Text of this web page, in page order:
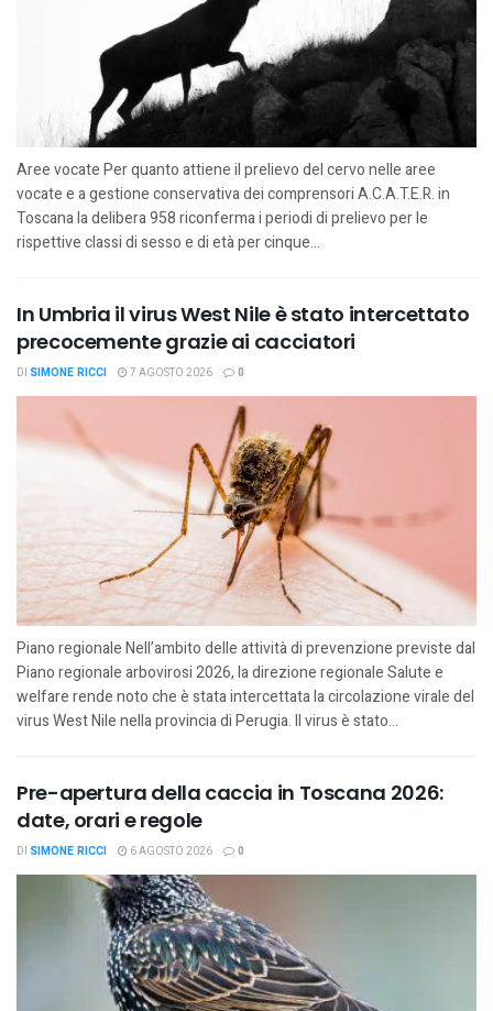
Aree vocate Per quanto attiene il prelievo del cervo nelle aree
vocate e a gestione conservativa dei comprensori A.C.A.T.E.R. in
Toscana la delibera 958 riconferma i periodi di prelievo per le
rispettive classi di sesso e di età per cinque...
In Umbria il virus West Nile è stato intercettato
precocemente grazie ai cacciatori
DI SIMONE RICCI 7 AGOSTO 2026 0
Piano regionale Nell’ambito delle attività di prevenzione previste dal
Piano regionale arbovirosi 2026, la direzione regionale Salute e
welfare rende noto che è stata intercettata la circolazione virale del
virus West Nile nella provincia di Perugia. Il virus è stato...
Pre-apertura della caccia in Toscana 2026:
date, orari e regole
DI SIMONE RICCI 6 AGOSTO 2026 0